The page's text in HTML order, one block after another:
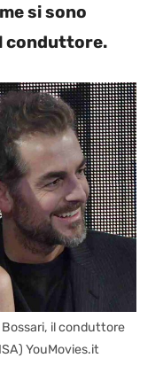
si sono
conduttore.
il conduttore
YouMovies.it